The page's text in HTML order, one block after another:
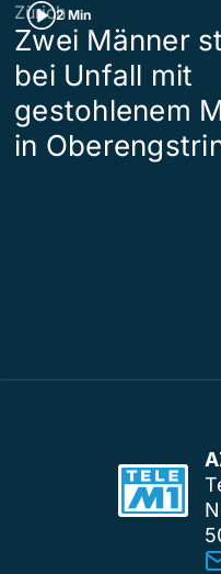
2 Min
Zürich
Zwei Männer
bei Unfall mit
gestohlenem
in